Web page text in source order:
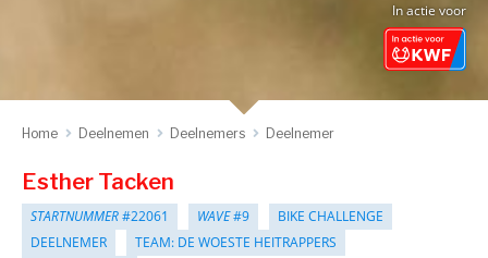
In actie voor
Home Deelnemen Deelnemers Deelnemer
Esther Tacken
STARTNUMMER#22061 WAVE#9
BIKE CHALLENGE
DEELNEMER
TEAM: DE WOESTE HEITRAPPERS